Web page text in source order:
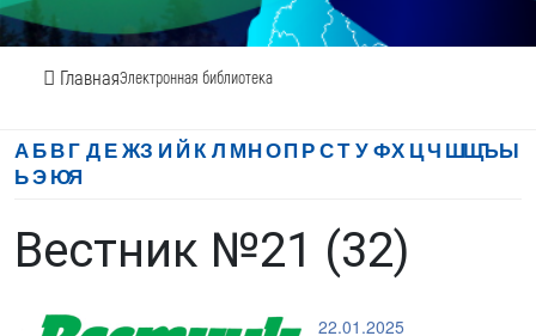
ГлавнаяЭлектронная библиотека
АБВГ ДЕЖЗ И Й К Л МНОП РСТ УФХ ЦЧ ШЩЪЫ
ЬЭЮЯ
Вестник №21 (32)
22.01.2025